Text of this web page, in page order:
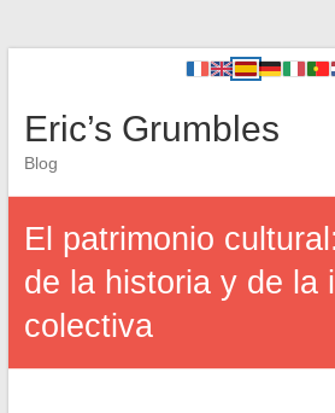
Eric’s Grumbles
Blog
El patrimonio
de la historia y de la
colectiva